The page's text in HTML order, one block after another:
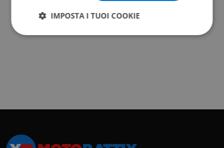
IMPOSTA I TUOI COOKIE